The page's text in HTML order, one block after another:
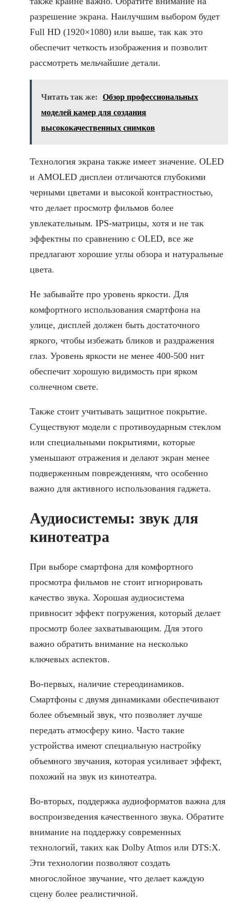
разрешение экрана. Наилучшим выбором будет
Full HD (1920×1080) или выше, так как это
обеспечит четкость изображения и позволит
рассмотреть мельчайшие детали.
Читать так же:
Обзор профессиональных
моделей камер для создания
высококачественных снимков
Технология экрана также имеет значение. OLED
и AMOLED дисплеи отличаются глубокими
черными цветами и высокой контрастностью,
что делает просмотр фильмов более
увлекательным. IPS-матрицы, хотя и не так
эффектны по сравнению с OLED, все же
предлагают хорошие углы обзора и натуральные
цвета.
Не забывайте про уровень яркости. Для
комфортного использования смартфона на
улице, дисплей должен быть достаточного
яркого, чтобы избежать бликов и раздражения
глаз. Уровень яркости не менее 400-500 нит
обеспечит хорошую видимость при ярком
солнечном свете.
Также стоит учитывать защитное покрытие.
Существуют модели с противоударным стеклом
или специальными покрытиями, которые
уменьшают отражения и делают экран менее
подверженным повреждениям, что особенно
важно для активного использования гаджета.
Аудиосистемы: звук для
кинотеатра
При выборе смартфона для комфортного
просмотра фильмов не стоит игнорировать
качество звука. Хорошая аудиосистема
привносит эффект погружения, который делает
просмотр более захватывающим. Для этого
важно обратить внимание на несколько
ключевых аспектов.
Во-первых, наличие стереодинамиков.
Смартфоны с двумя динамиками обеспечивают
более объемный звук, что позволяет лучше
передать атмосферу кино. Часто такие
устройства имеют специальную настройку
объемного звучания, которая усиливает эффект,
похожий на звук из кинотеатра.
Во-вторых, поддержка аудиоформатов важна для
воспроизведения качественного звука. Обратите
внимание на поддержку современных
технологий, таких как Dolby Atmos или DTS:X.
Эти технологии позволяют создать
многослойное звучание, что делает каждую
сцену более реалистичной.